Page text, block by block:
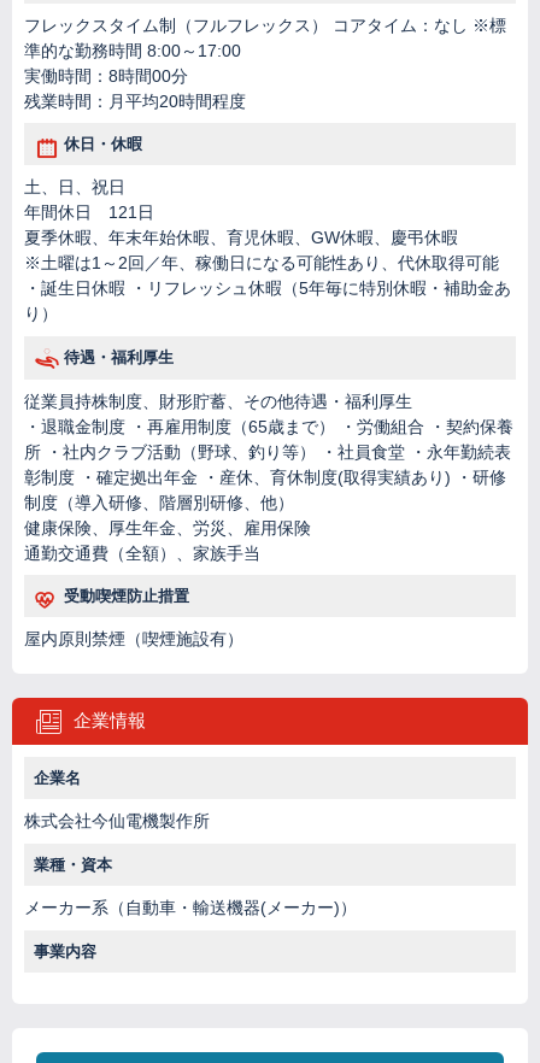
フレックスタイム制（フルフレックス） コアタイム：なし ※標
準的な勤務時間 8:00～17:00
実働時間：8時間00分
残業時間：月平均20時間程度
休日・休暇
土、日、祝日
年間休日 121日
夏季休暇、年末年始休暇、育児休暇、GW休暇、慶弔休暇
※土曜は1～2回／年、稼働日になる可能性あり、代休取得可能
・誕生日休暇 ・リフレッシュ休暇（5年毎に特別休暇・補助金あ
り）
待遇・福利厚生
従業員持株制度、財形貯蓄、その他待遇・福利厚生
・退職金制度 ・再雇用制度（65歳まで） ・労働組合 ・契約保養
所 ・社内クラブ活動（野球、釣り等） ・社員食堂 ・永年勤続表
彰制度 ・確定拠出年金 ・産休、育休制度(取得実績あり) ・研修
制度（導入研修、階層別研修、他）
健康保険、厚生年金、労災、雇用保険
通勤交通費（全額）、家族手当
受動喫煙防止措置
屋内原則禁煙（喫煙施設有）
企業情報
企業名
株式会社今仙電機製作所
業種・資本
メーカー系（自動車・輸送機器(メーカー)）
事業内容